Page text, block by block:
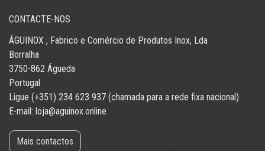
CONTACTE-NOS
ÁGUINOX , Fabrico e Comércio de Produtos Inox, Lda
Borralha
3750-862 Águeda
Portugal
Ligue (+351) 234 623 937 (chamada para a rede fixa nacional)
E-mail: loja@aguinox.online
Mais contactos